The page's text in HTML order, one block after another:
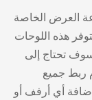
العرض الخاصة
هذه اللوحات
تحتاج إلى
ربط جميع
أي أرفف أو